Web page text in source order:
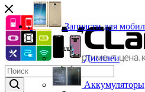
Запчасти для
Дисплеи
Аккумуляторы